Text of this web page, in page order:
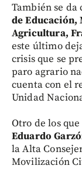
También se
de Educación,
Agricultura,
este último
crisis que se
paro agrario
cuenta con el
Unidad
Otro de los
Eduardo
la Alta
Movilización